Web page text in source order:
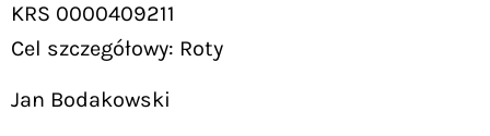
KRS 0000409211
Cel szczegółowy: Roty
Jan Bodakowski